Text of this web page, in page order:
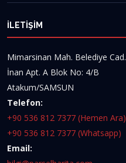
İLETİŞİM
Mimarsinan Mah. Belediye Cad.
İnan Apt. A Blok No: 4/B
Atakum/SAMSUN
Telefon:
+90 536 812 7377 (Hemen Ara)
+90 536 812 7377 (Whatsapp)
Email: